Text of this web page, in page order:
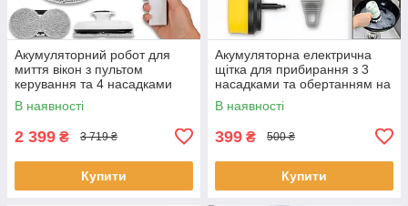
Акумуляторний робот для
миття вікон з пультом
керування та 4 насадками
Білий
В наявності
2 399 ₴ 3 719 ₴
Купити
Акумуляторна електрична
щітка для прибирання з 3
насадками та обертанням на
360°
В наявності
399 ₴ 500 ₴
Купити